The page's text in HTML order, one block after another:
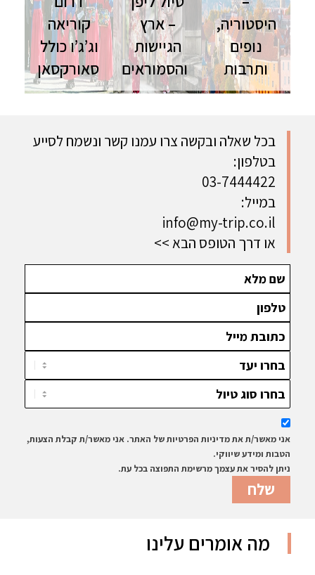
היסטוריה,
נופים
ותרבות
המדינות
מסע בין
תרבות, נופים
וערים ציוריות
– ארץ
הגיישות
והסמוראים
טיול ליפן |
מסלול הדגל
ליפן כולל
קוריאה
וג’ג’ו כולל
סאורקסאן
טיול לדרום
פסח טיול
מקיף בפנינת
אני מאשר/ת את מדיניות הפרטיות של האתר. אני מאשר/ת קבלת הצעות,
הטבות ומידע שיווקי.
ניתן להסיר את עצמך מרשימת התפוצה בכל עת.
בכל שאלה ובקשה צרו עמנו קשר ונשמח לסייע
בטלפון:
03-7444422
במייל:
info@my-trip.co.il
או דרך הטופס הבא >>
מה אומרים עלינו